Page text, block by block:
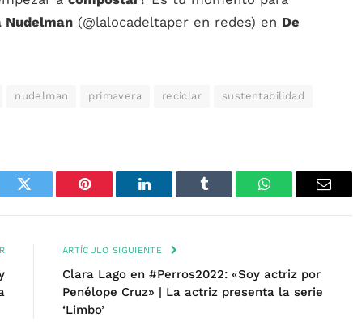
Nudelman (@lalocadeltaper en redes) en De
nudelman primavera reciclar sustentabilidad
Twitter Pinterest LinkedIn Tumblr WhatsAppEmail
ARTÍCULO SIGUIENTE
Clara Lago en #Perros2022: «Soy actriz por
Penélope Cruz» | La actriz presenta la serie
‘Limbo’